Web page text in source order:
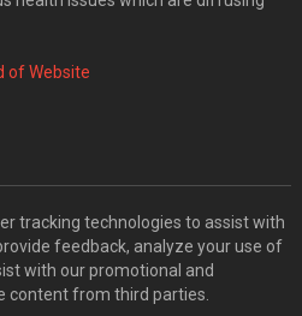
of Website
tracking technologies to assist with
feedback, analyze your use of
with our promotional and
content from third parties.